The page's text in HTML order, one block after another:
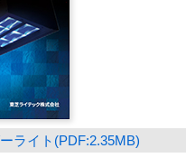
ライト(PDF:2.35MB)